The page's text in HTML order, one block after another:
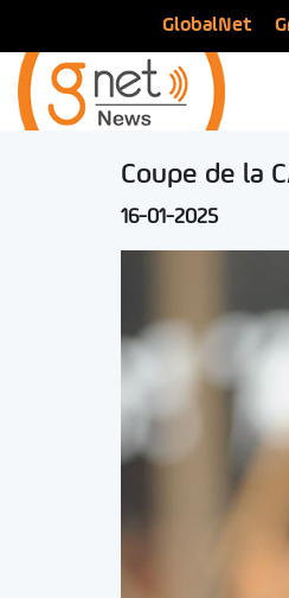
GlobalNet
Coupe de la
16-01-2025